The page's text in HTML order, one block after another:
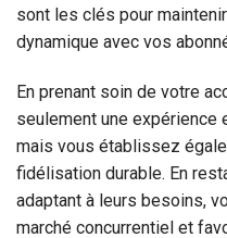
sont les clés pour
dynamique avec vos
En prenant soin de votre
seulement une expérience
mais vous établissez
fidélisation durable. En
adaptant à leurs besoins,
marché concurrentiel et